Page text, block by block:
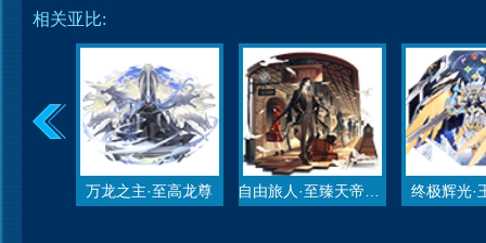
相关亚比:
万龙之主·至高龙尊 终极辉光·